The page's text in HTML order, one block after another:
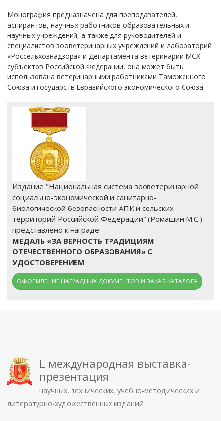
Монография предназначена для преподавателей,
аспирантов, научных работников образовательных и
научных учреждений, а также для руководителей и
специалистов зооветеринарных учреждений и лабораторий
«Россельхознадзора» и Департамента ветеринарии МСХ
субъектов Российской Федерации, она может быть
использована ветеринарными работниками Таможенного
Союза и государств Евразийского экономического Союза.
Издание "Национальная система зооветеринарной
социально-экономической и санитарно-
биологической безопасности АПК и сельских
территорий Российской Федерации" (Ромашин М.С.)
представлено к награде
МЕДАЛЬ «ЗА ВЕРНОСТЬ ТРАДИЦИЯМ
ОТЕЧЕСТВЕННОГО ОБРАЗОВАНИЯ» С
УДОСТОВЕРЕНИЕМ
ОФОРМЛЕНИЕ НАГРАДНЫХ ДОКУМЕНТОВ И ЗАКАЗ КАТАЛОГА
L международная выставка-
презентация
научных, технических, учебно-методических и
литературно-художественных изданий